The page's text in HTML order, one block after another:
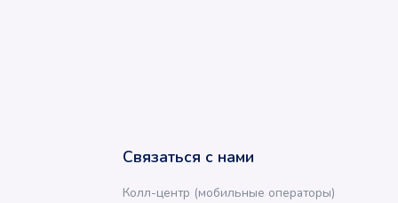
Связаться с нами
Колл-центр (мобильные операторы)